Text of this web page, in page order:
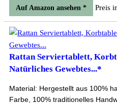
Auf Amazon ansehen * Preis
Rattan Serviertablett,
Natürliches Gewebtes...*
Material: Hergestellt aus 100%
Farbe, 100% traditionelles